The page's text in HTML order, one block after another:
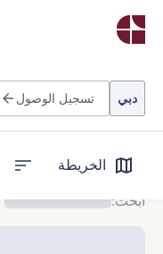
دبي تسجيل الوصول
الخريطة
ابحث: